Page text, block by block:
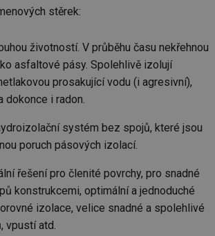
stěrek:
životností. V průběhu času nekřehnou
asfaltové pásy. Spolehlivě izolují
prosakující vodu (i agresivní),
dokonce i radon.
systém bez spojů, které jsou
poruch pásových izolací.
řešení pro členité povrchy, pro snadné
konstrukcemi, optimální a jednoduché
izolace, velice snadné a spolehlivé
vpustí atd.